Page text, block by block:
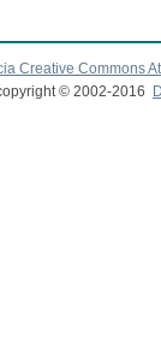
Creative Commons
© 2002-2016